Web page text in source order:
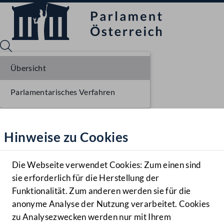
Hilfe
Benutzer
Navigationsmenü öffnen
MENÜ
Hinweise zu Cookies
Die Webseite verwendet Cookies: Zum einen sind
sie erforderlich für die Herstellung der
Funktionalität. Zum anderen werden sie für die
anonyme Analyse der Nutzung verarbeitet. Cookies
zu Analysezwecken werden nur mit Ihrem
Übersicht
Parlamentarisches Verfahren